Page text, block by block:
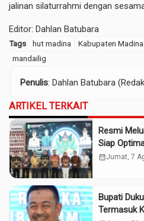
jalinan silaturrahmi dengan
Editor: Dahlan Batubara
Tags hut madina Kabupaten Madina
mandailig
Penulis: Dahlan Batubara
ARTIKEL TERKAIT
Resmi
Siap
Madina
calendar_monthJumat, 7
Bupati
Termasuk